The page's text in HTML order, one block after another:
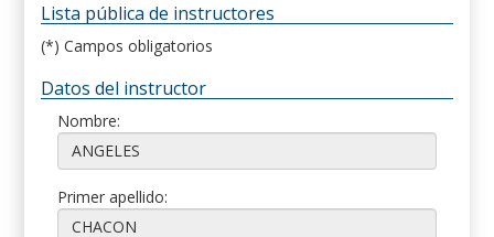
Lista pública de instructores
(*) Campos obligatorios
Datos del instructor
Nombre:
Primer apellido: